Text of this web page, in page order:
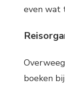
even wat
boeken